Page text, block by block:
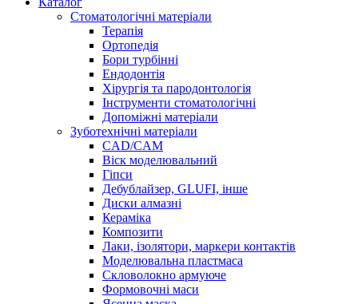
Стоматологічні матеріали
Терапія
Ортопедія
Бори турбінні
Ендодонтія
Хірургія та пародонтологія
Інструменти стоматологічні
Допоміжні матеріали
Зуботехнічні матеріали
CAD/CAM
Віск моделювальний
Гіпси
Дебублайзер, GLUFI, інше
Диски алмазні
Кераміка
Композити
Лаки, ізолятори, маркери контактів
Моделювальна пластмаса
Скловолокно армуюче
Формовочні маси